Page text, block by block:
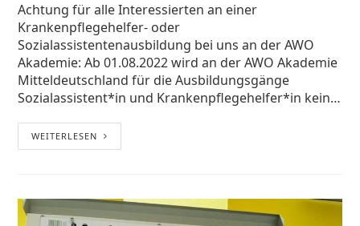
Achtung für alle Interessierten an einer
Krankenpflegehelfer- oder
Sozialassistentenausbildung bei uns an der AWO
Akademie: Ab 01.08.2022 wird an der AWO Akademie
Mitteldeutschland für die Ausbildungsgänge
Sozialassistent*in und Krankenpflegehelfer*in kein…
WEITERLESEN